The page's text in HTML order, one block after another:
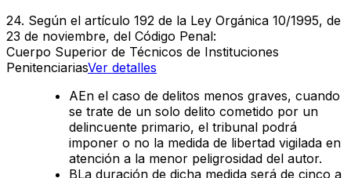
24. Según el artículo 192 de la Ley Orgánica 10/1995, de
23 de noviembre, del Código Penal:
Cuerpo Superior de Técnicos de Instituciones
PenitenciariasVer detalles
AEn el caso de delitos menos graves, cuando
se trate de un solo delito cometido por un
delincuente primario, el tribunal podrá
imponer o no la medida de libertad vigilada en
atención a la menor peligrosidad del autor.
BLa duración de dicha medida será de cinco a